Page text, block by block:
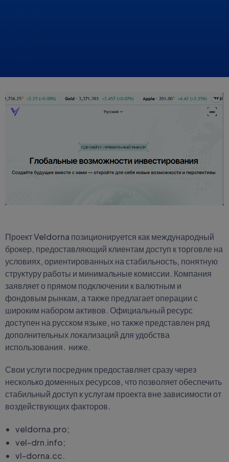
Проект Veldorna позиционируется как международный
брокер, предоставляющий клиентам доступ к торговле на
условиях, ориентированных на стабильность, понятную
структуру работы и минимальные комиссии. Компания
заявляет о прямом подключении к валютным и
фондовым рынкам, а также предлагает операции с
широким набором активов. Официальный ресурс
доступен на русском языке, но также представлен ряд
дополнительных локализаций для удобства
использования. ниже.
Свои услуги посредник предоставляет сразу через
несколько доменных ресурсов, что позволяет обеспечить
стабильный доступ к услугам проекта вне зависимости от
воздействующих факторов.
veldorna.pro;
vel-drn.info;
vl-dorna.cc.